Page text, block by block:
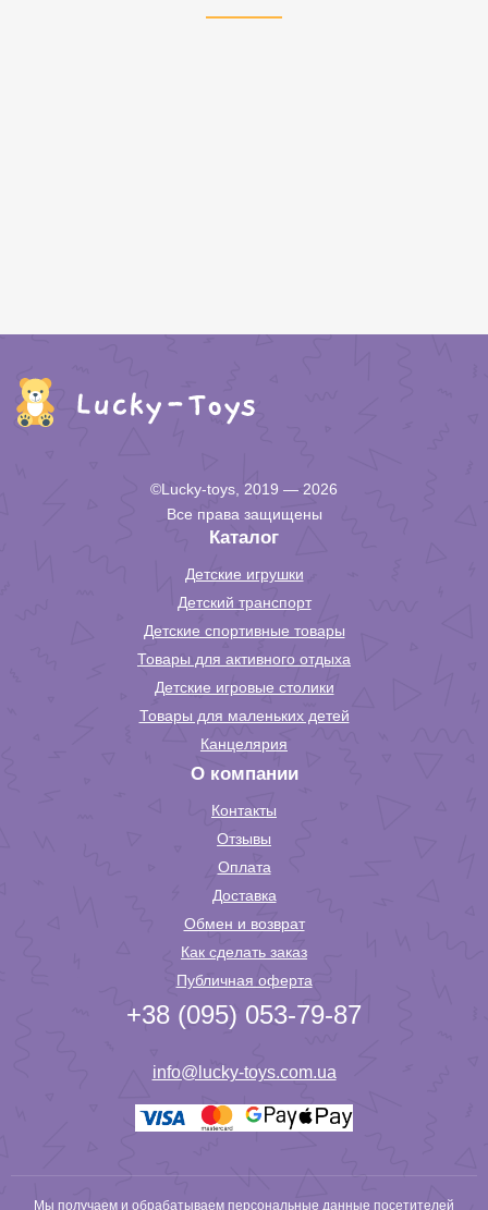
©Lucky-toys, 2019 — 2026
Все права защищены
Каталог
Детские игрушки
Детский транспорт
Детские спортивные товары
Товары для активного отдыха
Детские игровые столики
Товары для маленьких детей
Канцелярия
О компании
Контакты
Отзывы
Оплата
Доставка
Обмен и возврат
Как сделать заказ
Публичная оферта
+38 (095) 053-79-87
info@lucky-toys.com.ua
Мы получаем и обрабатываем персональные данные посетителей